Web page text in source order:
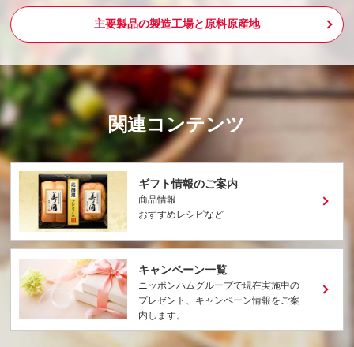
主要製品の製造工場と原料原産地
関連コンテンツ
ギフト情報のご案内
商品情報
おすすめレシピなど
キャンペーン一覧
ニッポンハムグループで現在実施中の
プレゼント、キャンペーン情報をご案
内します。